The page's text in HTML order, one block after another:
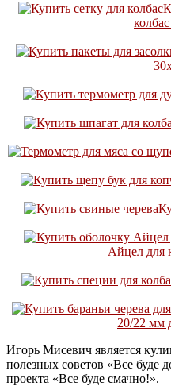
Айцел для
20/22 мм
Игорь Мисевич является
полезных советов «Все буде
проекта «Все буде смачно!».